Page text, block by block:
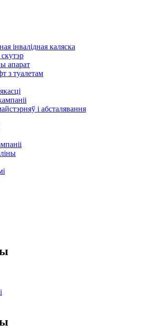
інвалідная каляска
апарат
з туалетам
і абсталявання